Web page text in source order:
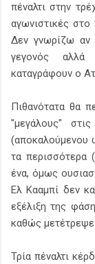
πέναλτι στην
αγωνιστικές
Δεν γνωρίζω αν
γεγονός αλλά
καταγράφουν ο
Πιθανότατα θα
"μεγάλους"
(αποκαλούμενου
τα περισσότερα
ένα, όμως
Ελ Κααμπί δεν
εξέλιξη της
καθώς μετέτρεψε
Τρία πέναλτι